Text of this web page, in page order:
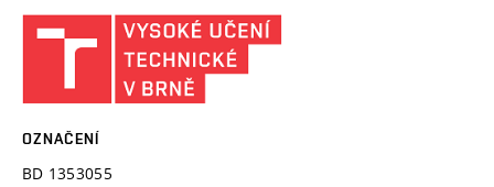
OZNAČENÍ
BD 1353055